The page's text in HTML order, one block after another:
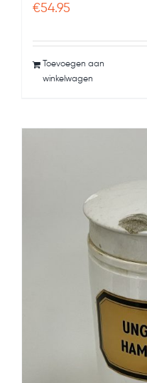
€54.95
Toevoegen aan
winkelwagen